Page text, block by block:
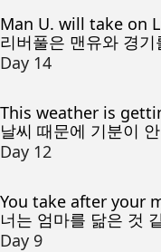
Man U. will take on
리버풀은 맨유와 경기
Day 14
This weather is
날씨 때문에 기분이
Day 12
You take after your
너는 엄마를 닮은 것
Day 9